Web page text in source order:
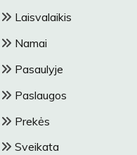
Laisvalaikis
Namai
Pasaulyje
Paslaugos
Prekės
Sveikata